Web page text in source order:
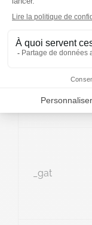
_gat